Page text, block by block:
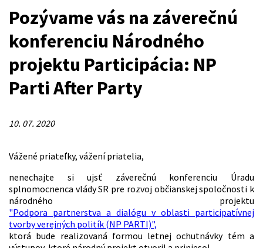
Pozývame vás na záverečnú
konferenciu Národného
projektu Participácia: NP
Parti After Party
10. 07. 2020
Vážené priateľky, vážení priatelia,
nenechajte si ujsť záverečnú konferenciu Úradu
splnomocnenca vlády SR pre rozvoj občianskej spoločnosti k
národného projektu
"Podpora partnerstva a dialógu v oblasti participatívnej
tvorby verejných politík (NP PARTI)",
ktorá bude realizovaná formou letnej ochutnávky tém a